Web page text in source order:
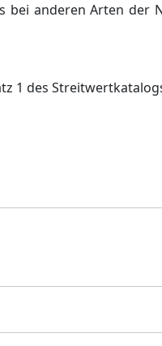
bei anderen Arten der
1 des